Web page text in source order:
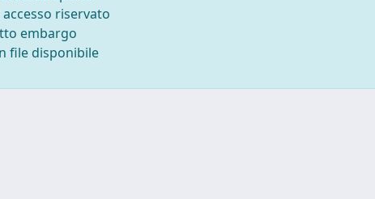
riservato
embargo
file disponibile